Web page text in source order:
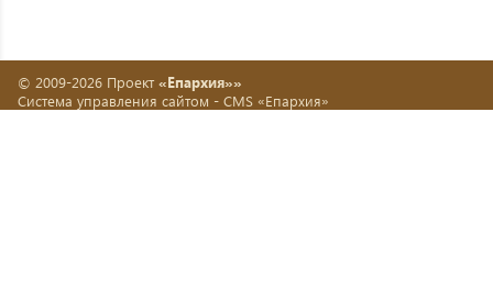
© 2009-2026 Проект «Епархия»»
Система управления сайтом - CMS «Епархия»